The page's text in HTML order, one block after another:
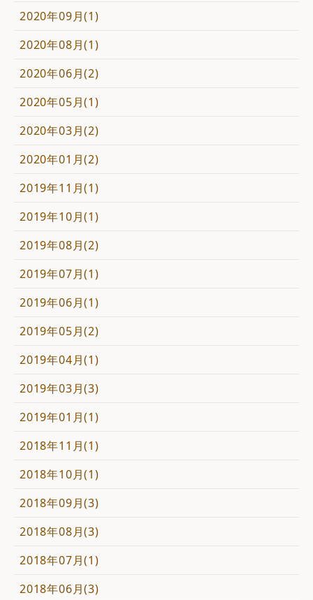
2020年09月(1)
2020年08月(1)
2020年06月(2)
2020年05月(1)
2020年03月(2)
2020年01月(2)
2019年11月(1)
2019年10月(1)
2019年08月(2)
2019年07月(1)
2019年06月(1)
2019年05月(2)
2019年04月(1)
2019年03月(3)
2019年01月(1)
2018年11月(1)
2018年10月(1)
2018年09月(3)
2018年08月(3)
2018年07月(1)
2018年06月(3)